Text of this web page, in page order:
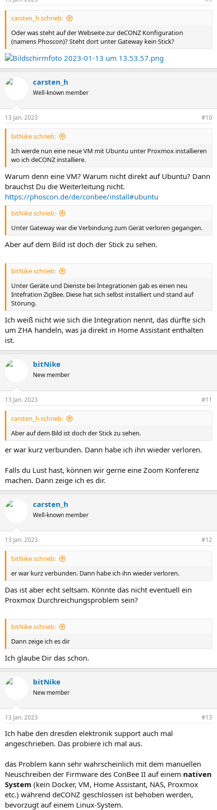
carsten_h schrieb:
Oder was steht auf der Webseite zur deCONZ Konfiguration
(namens Phoscon)? Steht dort unter Gateway kein Stick?
carsten_h
Well-known member
13 Jan. 2023 #10
bitNike schrieb:
Ich werde nun eine neue VM mit Ubuntu unter Proxmox installieren
wo ich deCONZ installiere.
Warum denn eine VM? Warum nicht direkt auf Ubuntu? Dann
brauchst Du die Weiterleitung nicht.
https://phoscon.de/de/conbee/install#ubuntu
bitNike schrieb:
Unter Gateway war die Verbindung zum Gerät verloren gegangen.
Aber auf dem Bild ist doch der Stick zu sehen.
bitNike schrieb:
Unter Geräte und Dienste bei Integrationen gab es einen neu
Intefration ZigBee. Diese hat sich selbst installiert und stand auf
Störung.
Ich weiß nicht wie sich die Integration nennt, das dürfte sich
um ZHA handeln, was ja direkt in Home Assistant enthalten
ist.
bitNike
New member
13 Jan. 2023 #11
carsten_h schrieb:
Aber auf dem Bild ist doch der Stick zu sehen.
er war kurz verbunden. Dann habe ich ihn wieder verloren.
Falls du Lust hast, können wir gerne eine Zoom Konferenz
machen. Dann zeige ich es dir.
carsten_h
Well-known member
13 Jan. 2023 #12
bitNike schrieb:
er war kurz verbunden. Dann habe ich ihn wieder verloren.
Das ist aber echt seltsam. Könnte das nicht eventuell ein
Proxmox Durchreichungsproblem sein?
bitNike schrieb:
Dann zeige ich es dir
Ich glaube Dir das schon.
bitNike
New member
13 Jan. 2023 #13
Ich habe den dresden elektronik support auch mal
angeschrieben. Das probiere ich mal aus.
das Problem kann sehr wahrscheinlich mit dem manuellen
Neuschreiben der Firmware des ConBee II auf einem nativen
System (kein Docker, VM, Home Assistant, NAS, Proxmox
etc.) während deCONZ geschlossen ist behoben werden,
bevorzugt auf einem Linux-System.